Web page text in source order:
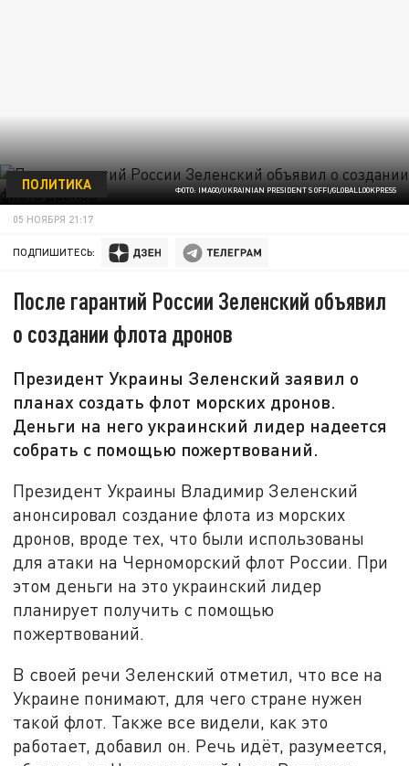
ФОТО: IMAGO/UKRAINIAN PRESIDENT S OFFI/GLOBALLOOKPRESS
ПОЛИТИКА
05 НОЯБРЯ 21:17
ПОДПИШИТЕСЬ:
После гарантий России Зеленский объявил
о создании флота дронов
Президент Украины Зеленский заявил о
планах создать флот морских дронов.
Деньги на него украинский лидер надеется
собрать с помощью пожертвований.
Президент Украины Владимир Зеленский
анонсировал создание флота из морских
дронов, вроде тех, что были использованы
для атаки на Черноморский флот России. При
этом деньги на это украинский лидер
планирует получить с помощью
пожертвований.
В своей речи Зеленский отметил, что все на
Украине понимают, для чего стране нужен
такой флот. Также все видели, как это
работает, добавил он. Речь идёт, разумеется,